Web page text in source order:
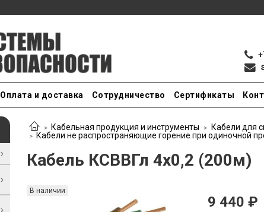
Оплата и доставка Сотрудничество Сертификаты
Кабельная продукция и инструменты
Кабели для
Кабели не распространяющие горение при одиночной
Кабель КСВВГл 4х0,2 (200м)
В наличии
9 440 ₽